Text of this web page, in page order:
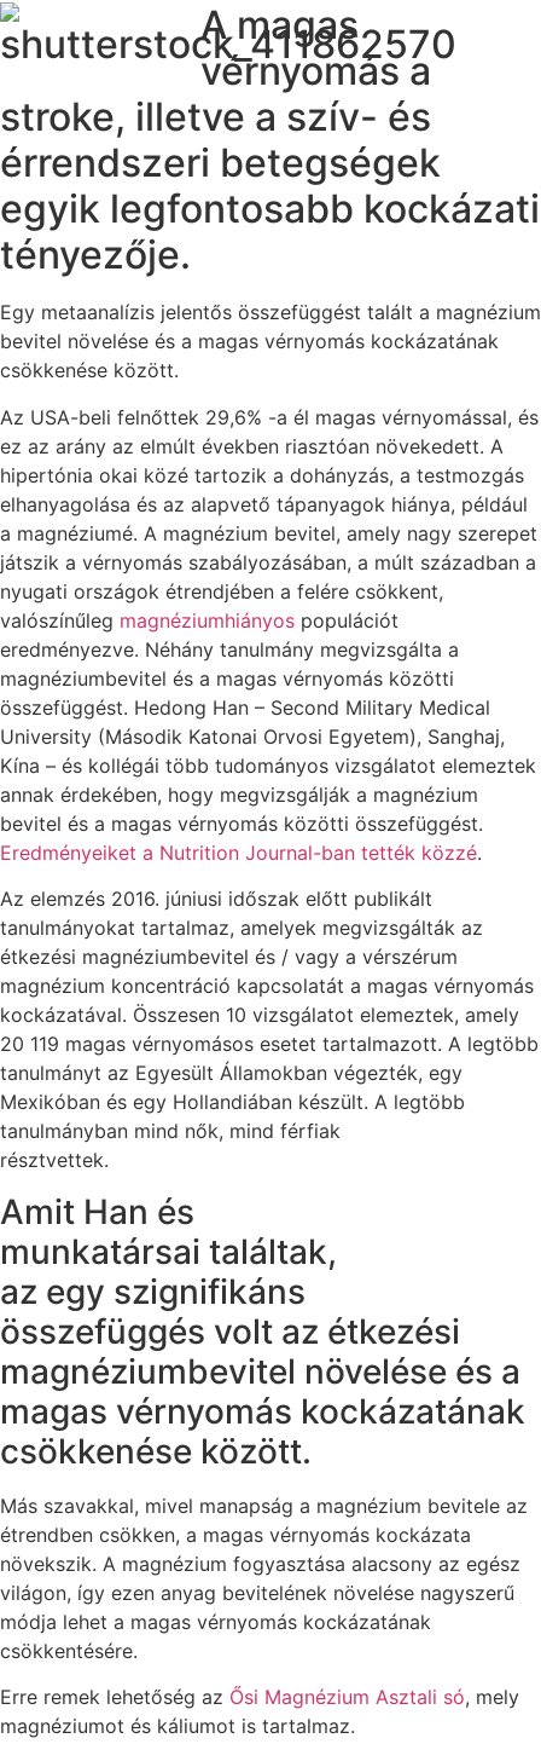
A magas
vérnyomás a
stroke, illetve a szív- és
érrendszeri betegségek
egyik legfontosabb kockázati
tényezője.
Egy metaanalízis jelentős összefüggést talált a magnézium
bevitel növelése és a magas vérnyomás kockázatának
csökkenése között.
Az USA-beli felnőttek 29,6% -a él magas vérnyomással, és
ez az arány az elmúlt években riasztóan növekedett. A
hipertónia okai közé tartozik a dohányzás, a testmozgás
elhanyagolása és az alapvető tápanyagok hiánya, például
a magnéziumé. A magnézium bevitel, amely nagy szerepet
játszik a vérnyomás szabályozásában, a múlt században a
nyugati országok étrendjében a felére csökkent,
valószínűleg magnéziumhiányos populációt
eredményezve. Néhány tanulmány megvizsgálta a
magnéziumbevitel és a magas vérnyomás közötti
összefüggést. Hedong Han – Second Military Medical
University (Második Katonai Orvosi Egyetem), Sanghaj,
Kína – és kollégái több tudományos vizsgálatot elemeztek
annak érdekében, hogy megvizsgálják a magnézium
bevitel és a magas vérnyomás közötti összefüggést.
Eredményeiket a Nutrition Journal-ban tették közzé.
Az elemzés 2016. júniusi időszak előtt publikált
tanulmányokat tartalmaz, amelyek megvizsgálták az
étkezési magnéziumbevitel és / vagy a vérszérum
magnézium koncentráció kapcsolatát a magas vérnyomás
kockázatával. Összesen 10 vizsgálatot elemeztek, amely
20 119 magas vérnyomásos esetet tartalmazott. A legtöbb
tanulmányt az Egyesült Államokban végezték, egy
Mexikóban és egy Hollandiában készült. A legtöbb
tanulmányban mind nők, mind férfiak
résztvettek.
Amit Han és
munkatársai találtak,
az egy szignifikáns
összefüggés volt az étkezési
magnéziumbevitel növelése és a
magas vérnyomás kockázatának
csökkenése között.
Más szavakkal, mivel manapság a magnézium bevitele az
étrendben csökken, a magas vérnyomás kockázata
növekszik. A magnézium fogyasztása alacsony az egész
világon, így ezen anyag bevitelének növelése nagyszerű
módja lehet a magas vérnyomás kockázatának
csökkentésére.
Erre remek lehetőség az Ősi Magnézium Asztali só, mely
magnéziumot és káliumot is tartalmaz.